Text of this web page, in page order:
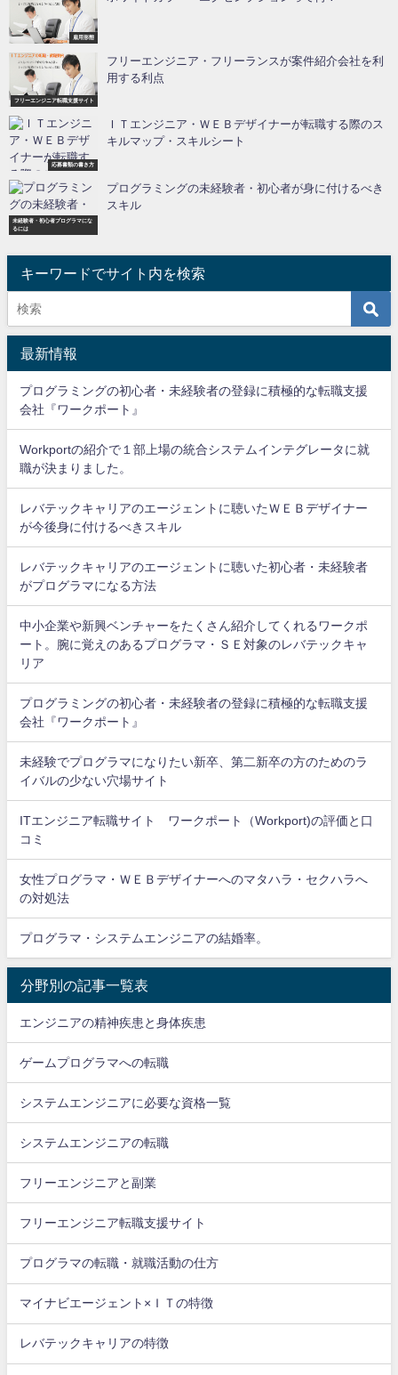
雇用形態
フリーエンジニア転職支援サイト
フリーエンジニア・フリーランスが案件紹介会社を利
用する利点
応募書類の書き方
ＩＴエンジニア・ＷＥＢデザイナーが転職する際のス
キルマップ・スキルシート
未経験者・初心者プログラマにな
るには
プログラミングの未経験者・初心者が身に付けるべき
スキル
キーワードでサイト内を検索
最新情報
プログラミングの初心者・未経験者の登録に積極的な転職支援
会社『ワークポート』
Workportの紹介で１部上場の統合システムインテグレータに就
職が決まりました。
レバテックキャリアのエージェントに聴いたＷＥＢデザイナー
が今後身に付けるべきスキル
レバテックキャリアのエージェントに聴いた初心者・未経験者
がプログラマになる方法
中小企業や新興ベンチャーをたくさん紹介してくれるワークポ
ート。腕に覚えのあるプログラマ・ＳＥ対象のレバテックキャ
リア
プログラミングの初心者・未経験者の登録に積極的な転職支援
会社『ワークポート』
未経験でプログラマになりたい新卒、第二新卒の方のためのラ
イバルの少ない穴場サイト
ITエンジニア転職サイト ワークポート（Workport)の評価と口
コミ
女性プログラマ・ＷＥＢデザイナーへのマタハラ・セクハラへ
の対処法
プログラマ・システムエンジニアの結婚率。
分野別の記事一覧表
エンジニアの精神疾患と身体疾患
ゲームプログラマへの転職
システムエンジニアに必要な資格一覧
システムエンジニアの転職
フリーエンジニアと副業
フリーエンジニア転職支援サイト
プログラマの転職・就職活動の仕方
マイナビエージェント×ＩＴの特徴
レバテックキャリアの特徴